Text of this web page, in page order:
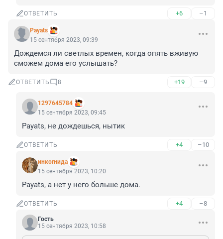
ОТВЕТИТЬ +6 –1
Payats
15 сентября 2023, 09:39
Дождемся ли светлых времен, когда опять вживую
сможем дома его услышать?
ОТВЕТИТЬ 8 +19 –9
1297645784
15 сентября 2023, 09:45
Payats, не дождешься, нытик
ОТВЕТИТЬ +4 –10
инкоrнида
15 сентября 2023, 10:20
Payats, а нет у него больше дома.
ОТВЕТИТЬ +4 –8
Гость
15 сентября 2023, 10:58